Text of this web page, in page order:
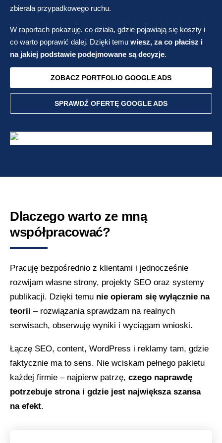
zbierała przypadkowego ruchu.
W raportach pokazuję, co działa, gdzie pojawiają się koszty i
co warto poprawić dalej. Dzięki temu wiesz, za co płacisz i
na jakiej podstawie podejmowane są decyzje.
ZOBACZ PORTFOLIO GOOGLE ADS
SPRAWDŹ OFERTĘ GOOGLE ADS
Dlaczego warto ze mną
współpracować?
Pracuję bezpośrednio z klientami i jednocześnie
rozwijam własne strony, projekty SEO oraz systemy
publikacji. Dzięki temu nie opieram się wyłącznie na
teorii – rozwiązania sprawdzam na realnych
serwisach, obserwuję wyniki i wyciągam wnioski.
Łączę SEO, content, WordPress i reklamy tam, gdzie
faktycznie ma to sens. Nie wciskam pełnego pakietu
każdej firmie – najpierw patrzę, czego naprawdę
potrzebuje strona i gdzie jest największa szansa
na efekt.